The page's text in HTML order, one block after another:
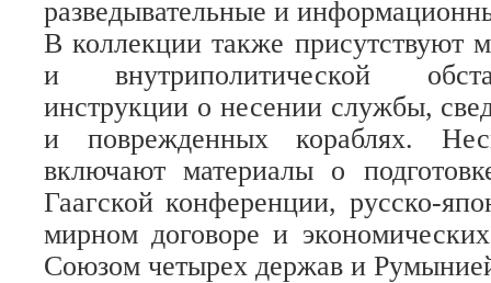
разведывательные и
В коллекции также присутствуют
и внутриполитической
инструкции о несении службы,
и поврежденных кораблях.
включают материалы о
Гаагской конференции, русско-
мирном договоре и
Союзом четырех держав и